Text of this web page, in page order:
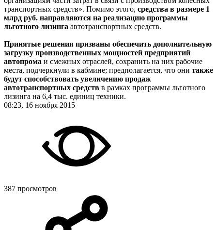
транспортных средств». Помимо этого, средства в размере 1
млрд руб. направляются на реализацию программы
льготного лизинга автотранспортных средств.
Принятые решения призваны обеспечить дополнительную
загрузку производственных мощностей предприятий
автопрома и смежных отраслей, сохранить на них рабочие
места, подчеркнули в кабмине; предполагается, что они также
будут способствовать увеличению продаж
автотранспортных средств в рамках программы льготного
лизинга на 6,4 тыс. единиц техники.
08:23, 16 ноября 2015
387 просмотров